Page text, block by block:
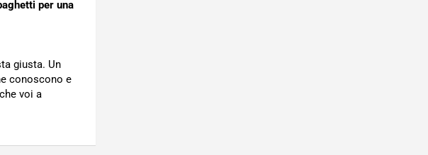
per una
giusta. Un
conoscono e
voi a